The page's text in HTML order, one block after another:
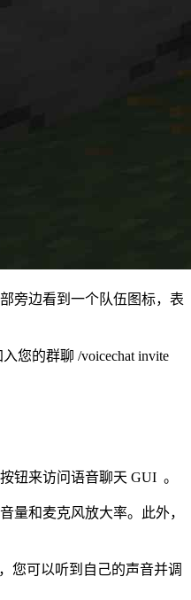
旁边看到一个队伍图标，表
您的群聊 /voicechat invite
钮来访问语音聊天 GUI 。
量和麦克风放大率。此外，
您可以听到自己的声音并调